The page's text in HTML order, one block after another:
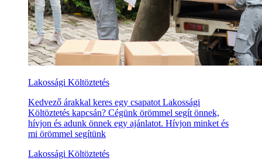
Lakossági Költöztetés
Kedvező árakkal keres egy csapatot Lakossági
Költöztetés kapcsán? Cégünk örömmel segít önnek,
hívjon és adunk önnek egy ajánlatot. Hívjon minket és
mi örömmel segítünk
Lakossági Költöztetés